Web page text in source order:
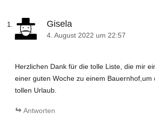
Gisela
4. August 2022 um 22:57
Herzlichen Dank für die tolle Liste, die mir
einer guten Woche zu einem
tollen Urlaub.
Antworten